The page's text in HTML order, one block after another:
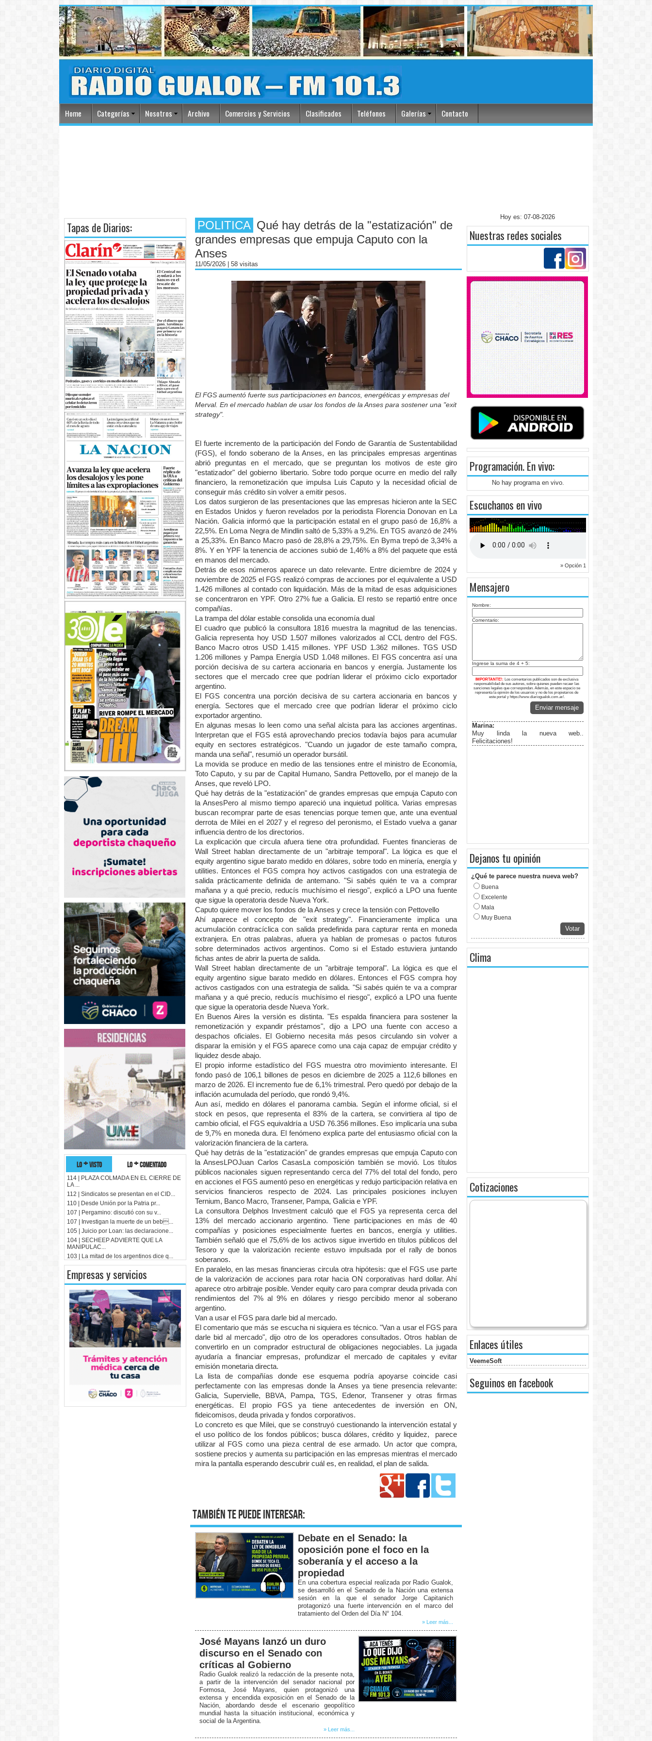
Home Categorías Nosotros Archivo Comercios y Servicios Clasificados Teléfonos Galerías Contacto
Hoy es: 07-08-2026
Tapas de Diarios:
lo + visto lo + comentado
114 | PLAZA COLMADA EN EL CIERRE DE
LA ...
112 | Sindicatos se presentan en el CID...
110 | Desde Unión por la Patria pr...
107 | Pergamino: discutió con su v...
107 | Investigan la muerte de un beb...
105 | Juicio por Loan: las declaracione...
104 | SECHEEP ADVIERTE QUE LA
MANIPULAC...
103 | La mitad de los argentinos dice q...
Empresas y servicios
POLITICA Qué hay detrás de la "estatización" de
grandes empresas que empuja Caputo con la
Anses
11/05/2026 | 58 visitas
El FGS aumentó fuerte sus participaciones en bancos, energéticas y empresas del
Merval. En el mercado hablan de usar los fondos de la Anses para sostener una "exit
strategy".
El fuerte incremento de la participación del Fondo de Garantía de Sustentabilidad
(FGS), el fondo soberano de la Anses, en las principales empresas argentinas
abrió preguntas en el mercado, que se preguntan los motivos de este giro
"estatizador" del gobierno libertario. Sobre todo porque ocurre en medio del rally
financiero, la remonetización que impulsa Luis Caputo y la necesidad oficial de
conseguir más crédito sin volver a emitir pesos.
Los datos surgieron de las presentaciones que las empresas hicieron ante la SEC
en Estados Unidos y fueron revelados por la periodista Florencia Donovan en La
Nación. Galicia informó que la participación estatal en el grupo pasó de 16,8% a
22,5%. En Loma Negra de Mindlin saltó de 5,33% a 9,2%. En TGS avanzó de 24%
a 25,33%. En Banco Macro pasó de 28,8% a 29,75%. En Byma trepó de 3,34% a
8%. Y en YPF la tenencia de acciones subió de 1,46% a 8% del paquete que está
en manos del mercado.
Detrás de esos números aparece un dato relevante. Entre diciembre de 2024 y
noviembre de 2025 el FGS realizó compras de acciones por el equivalente a USD
1.426 millones al contado con liquidación. Más de la mitad de esas adquisiciones
se concentraron en YPF. Otro 27% fue a Galicia. El resto se repartió entre once
compañías.
La trampa del dólar estable consolida una economía dual
El cuadro que publicó la consultora 1816 muestra la magnitud de las tenencias.
Galicia representa hoy USD 1.507 millones valorizados al CCL dentro del FGS.
Banco Macro otros USD 1.415 millones. YPF USD 1.362 millones. TGS USD
1.206 millones y Pampa Energía USD 1.048 millones. El FGS concentra así una
porción decisiva de su cartera accionaria en bancos y energía. Justamente los
sectores que el mercado cree que podrían liderar el próximo ciclo exportador
argentino.
El FGS concentra una porción decisiva de su cartera accionaria en bancos y
energía. Sectores que el mercado cree que podrían liderar el próximo ciclo
exportador argentino.
En algunas mesas lo leen como una señal alcista para las acciones argentinas.
Interpretan que el FGS está aprovechando precios todavía bajos para acumular
equity en sectores estratégicos. "Cuando un jugador de este tamaño compra,
manda una señal", resumió un operador bursátil.
La movida se produce en medio de las tensiones entre el ministro de Economía,
Toto Caputo, y su par de Capital Humano, Sandra Pettovello, por el manejo de la
Anses, que reveló LPO.
Qué hay detrás de la "estatización" de grandes empresas que empuja Caputo con
la AnsesPero al mismo tiempo apareció una inquietud política. Varias empresas
buscan recomprar parte de esas tenencias porque temen que, ante una eventual
derrota de Milei en el 2027 y el regreso del peronismo, el Estado vuelva a ganar
influencia dentro de los directorios.
La explicación que circula afuera tiene otra profundidad. Fuentes financieras de
Wall Street hablan directamente de un "arbitraje temporal". La lógica es que el
equity argentino sigue barato medido en dólares, sobre todo en minería, energía y
utilities. Entonces el FGS compra hoy activos castigados con una estrategia de
salida prácticamente definida de antemano. "Si sabés quién te va a comprar
mañana y a qué precio, reducís muchísimo el riesgo", explicó a LPO una fuente
que sigue la operatoria desde Nueva York.
Caputo quiere mover los fondos de la Anses y crece la tensión con Pettovello
Ahí aparece el concepto de "exit strategy". Financieramente implica una
acumulación contracíclica con salida predefinida para capturar renta en moneda
extranjera. En otras palabras, afuera ya hablan de promesas o pactos futuros
sobre determinados activos argentinos. Como si el Estado estuviera juntando
fichas antes de abrir la puerta de salida.
Wall Street hablan directamente de un "arbitraje temporal". La lógica es que el
equity argentino sigue barato medido en dólares. Entonces el FGS compra hoy
activos castigados con una estrategia de salida. "Si sabés quién te va a comprar
mañana y a qué precio, reducís muchísimo el riesgo", explicó a LPO una fuente
que sigue la operatoria desde Nueva York.
En Buenos Aires la versión es distinta. "Es espalda financiera para sostener la
remonetización y expandir préstamos", dijo a LPO una fuente con acceso a
despachos oficiales. El Gobierno necesita más pesos circulando sin volver a
disparar la emisión y el FGS aparece como una caja capaz de empujar crédito y
liquidez desde abajo.
El propio informe estadístico del FGS muestra otro movimiento interesante. El
fondo pasó de 106,1 billones de pesos en diciembre de 2025 a 112,6 billones en
marzo de 2026. El incremento fue de 6,1% trimestral. Pero quedó por debajo de la
inflación acumulada del período, que rondó 9,4%.
Aun así, medido en dólares el panorama cambia. Según el informe oficial, si el
stock en pesos, que representa el 83% de la cartera, se convirtiera al tipo de
cambio oficial, el FGS equivaldría a USD 76.356 millones. Eso implicaría una suba
de 9,7% en moneda dura. El fenómeno explica parte del entusiasmo oficial con la
valorización financiera de la cartera.
Qué hay detrás de la "estatización" de grandes empresas que empuja Caputo con
la AnsesLPOJuan Carlos CasasLa composición también se movió. Los títulos
públicos nacionales siguen representando cerca del 77% del total del fondo, pero
en acciones el FGS aumentó peso en energéticas y redujo participación relativa en
servicios financieros respecto de 2024. Las principales posiciones incluyen
Ternium, Banco Macro, Transener, Pampa, Galicia e YPF.
La consultora Delphos Investment calculó que el FGS ya representa cerca del
13% del mercado accionario argentino. Tiene participaciones en más de 40
compañías y posiciones especialmente fuertes en bancos, energía y utilities.
También señaló que el 75,6% de los activos sigue invertido en títulos públicos del
Tesoro y que la valorización reciente estuvo impulsada por el rally de bonos
soberanos.
En paralelo, en las mesas financieras circula otra hipótesis: que el FGS use parte
de la valorización de acciones para rotar hacia ON corporativas hard dollar. Ahí
aparece otro arbitraje posible. Vender equity caro para comprar deuda privada con
rendimientos del 7% al 9% en dólares y riesgo percibido menor al soberano
argentino.
Van a usar el FGS para darle bid al mercado.
El comentario que más se escucha ni siquiera es técnico. "Van a usar el FGS para
darle bid al mercado", dijo otro de los operadores consultados. Otros hablan de
convertirlo en un comprador estructural de obligaciones negociables. La jugada
ayudaría a financiar empresas, profundizar el mercado de capitales y evitar
emisión monetaria directa.
La lista de compañías donde ese esquema podría apoyarse coincide casi
perfectamente con las empresas donde la Anses ya tiene presencia relevante:
Galicia, Supervielle, BBVA, Pampa, TGS, Edenor, Transener y otras firmas
energéticas. El propio FGS ya tiene antecedentes de inversión en ON,
fideicomisos, deuda privada y fondos corporativos.
Lo concreto es que Milei, que se construyó cuestionando la intervención estatal y
el uso político de los fondos públicos; busca dólares, crédito y liquidez, parece
utilizar al FGS como una pieza central de ese armado. Un actor que compra,
sostiene precios y aumenta su participación en las empresas mientras el mercado
mira la pantalla esperando descubrir cuál es, en realidad, el plan de salida.
También te puede interesar:
Debate en el Senado: la
oposición pone el foco en la
soberanía y el acceso a la
propiedad
En una cobertura especial realizada por Radio Gualok,
se desarrolló en el Senado de la Nación una extensa
sesión en la que el senador Jorge Capitanich
protagonizó una fuerte intervención en el marco del
tratamiento del Orden del Día N° 104.
» Leer más...
José Mayans lanzó un duro
discurso en el Senado con
críticas al Gobierno
Radio Gualok realizó la redacción de la presente nota,
a partir de la intervención del senador nacional por
Formosa, José Mayans, quien protagonizó una
extensa y encendida exposición en el Senado de la
Nación, abordando desde el escenario geopolítico
mundial hasta la situación institucional, económica y
social de la Argentina.
» Leer más...
Nuestras redes sociales
Programación. En vivo:
No hay programa en vivo.
Escuchanos en vivo
» Opción 1
Mensajero
Nombre:
Comentario:
Ingrese la suma de 4 + 5:
IMPORTANTE!: Los comentarios publicados son de exclusiva
responsabilidad de sus autores, sobre quienes pueden recaer las
sanciones legales que correspondan. Además, en este espacio se
representa la opinión de los usuarios y no de los propietarios de
este portal y https://www.diariogualok.com.ar/.
Enviar mensaje
Marina:
Muy linda la nueva web..
Felicitaciones!
Dejanos tu opinión
¿Qué te parece nuestra nueva web?
Buena
Excelente
Mala
Muy Buena
Votar
Clima
Cotizaciones
Enlaces útiles
VeemeSoft
Seguinos en facebook